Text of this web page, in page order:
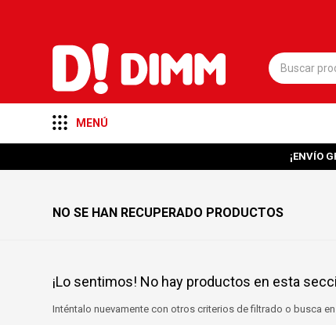
MENÚ
¡ENVÍO
NO SE HAN RECUPERADO PRODUCTOS
¡Lo sentimos! No hay productos en esta
Inténtalo nuevamente con otros criterios de filtrado o busca